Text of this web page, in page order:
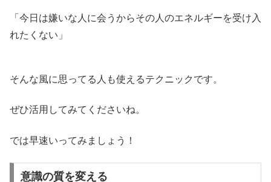
「今日は嫌いな人に会うからその人のエネルギーを受け入
れたくない」
そんな風に思ってる人も使えるテクニックです。
ぜひ活用してみてくださいね。
では早速いってみましょう！
意識の質を変える